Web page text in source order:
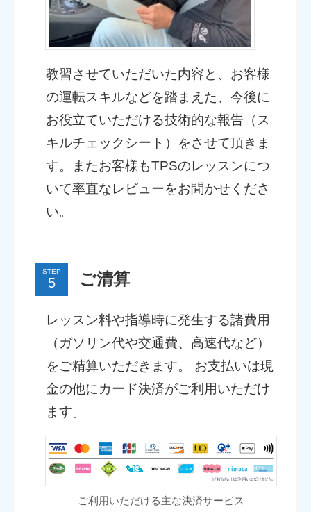
教習させていただいた内容と、お客様
の運転スキルなどを踏まえた、今後に
お役立ていただける技術的な報告（ス
キルチェックシート）をさせて頂きま
す。またお客様もTPSのレッスンにつ
いて率直なレビューをお聞かせくださ
い。
STEP ご清算
レッスン料や指導時に発生する諸費用
（ガソリン代や交通費、高速代など）
をご精算いただきます。 お支払いは現
金の他にカード決済がご利用いただけ
ます。
ご利用いただける主な決済サービス